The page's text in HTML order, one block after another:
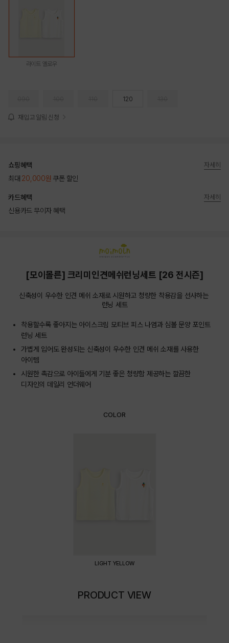
라이트 옐로우
120
재입고 알림 신청
쇼핑혜택
최대 20,000원 쿠폰 할인
자세히
카드혜택
신용카드 무이자 혜택
자세히
[모이몰른] 크리미인견메쉬런닝세트 [26 전시즌]
신축성이 우수한 인견 메쉬 소재로 시원하고 청량한 착용감을 선사하는
런닝 세트
착용할수록 좋아지는 아이스크림 모티브 피스 나염과 심볼 문양 포인트
런닝 세트
가볍게 입어도 완성되는 신축성이 우수한 인견 메쉬 소재를 사용한
아이템
시원한 촉감으로 아이들에게 기분 좋은 청량함 제공하는 깔끔한
디자인의 데일리 언더웨어
COLOR
LIGHT YELLOW
PRODUCT VIEW